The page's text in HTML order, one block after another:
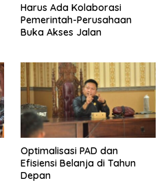
Harus Ada Kolaborasi
Pemerintah-Perusahaan
Buka Akses Jalan
Optimalisasi PAD dan
Efisiensi Belanja di Tahun
Depan